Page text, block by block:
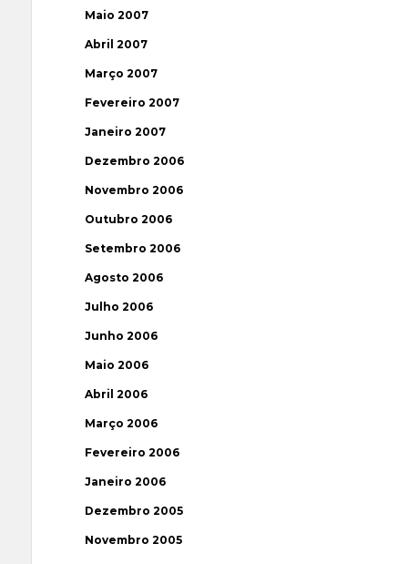
Maio 2007
Abril 2007
Março 2007
Fevereiro 2007
Janeiro 2007
Dezembro 2006
Novembro 2006
Outubro 2006
Setembro 2006
Agosto 2006
Julho 2006
Junho 2006
Maio 2006
Abril 2006
Março 2006
Fevereiro 2006
Janeiro 2006
Dezembro 2005
Novembro 2005